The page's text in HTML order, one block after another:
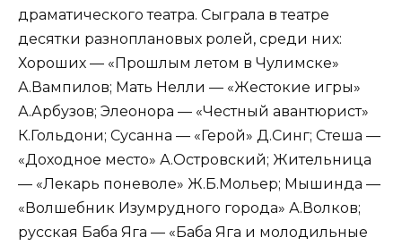
драматического театра. Сыграла в театре
десятки разноплановых ролей, среди них:
Хороших — «Прошлым летом в Чулимске»
А.Вампилов; Мать Нелли — «Жестокие игры»
А.Арбузов; Элеонора — «Честный авантюрист»
К.Гольдони; Сусанна — «Герой» Д.Синг; Стеша —
«Доходное место» А.Островский; Жительница
— «Лекарь поневоле» Ж.Б.Мольер; Мышинда —
«Волшебник Изумрудного города» А.Волков;
русская Баба Яга — «Баба Яга и молодильные